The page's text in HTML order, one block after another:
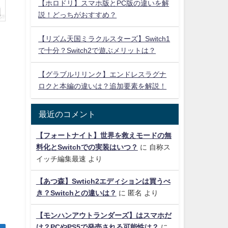
【ホロドリ】スマホ版とPC版の違いを解
説！どっちがおすすめ？
【リズム天国ミラクルスターズ】Switch1
で十分？Switch2で遊ぶメリットは？
【グラブルリリンク】エンドレスラグナ
ロクと本編の違いは？追加要素を解説！
最近のコメント
【フォートナイト】世界を救えモードの無
料化とSwitchでの実装はいつ？ に 自称ス
イッチ編集最速 より
【あつ森】Swtich2エディションは買うべ
き？Switchとの違いは？ に 匿名 より
【モンハンアウトランダーズ】はスマホだ